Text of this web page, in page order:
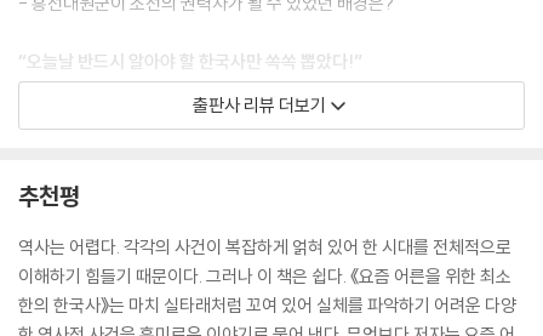
되기 시작했어요.
각 부의 지배층은 독자적 권력이 약해져 수도에 옹기종기 모여 사는 중앙
귀족과 관료로 변모합니다. 게다가 왕위 계승도 형제 상속에서 부자 상속
왕’이라는 독자적인 칭호가 사용됩니다.
누구든 궁예의 관심법에 걸려들면 뜨겁게 달군 철퇴에 맞아 개죽음을 면치
못했습니다. (중략) 그 의심의 덫은 곧 이인자 왕건에게도 덮쳤습니다. 궁
“오늘날 반드시 알아야 할 한국사만 쏙쏙 뽑았다!”
고조선부터 일제강점기까지 통째로 입력되는 한국사!
다. 또한 취업이나 면접 준비를 위해서도 한국사는 놓치지 않고 반드시 알
아야 하는 교양 중 하나이다. 이처럼 알고 있으면 좋지만 방대한 분량과 복
잡한 사건, 어려운 한자어가 걸림돌이라 한국사를 제대로 정복하는 것은
늘 쉽지 않은 일로 여겨졌다.
출판사 리뷰 더보기
추천평
역사는 어렵다. 각각의 사건이 복잡하게 얽혀 있어 한 시대를 전체적으로
이해하기 힘들기 때문이다. 그러나 이 책은 쉽다. 《요즘 어른을 위한 최소
한의 한국사》는 마치 실타래처럼 꼬여 있어 실체를 파악하기 어려운 다양